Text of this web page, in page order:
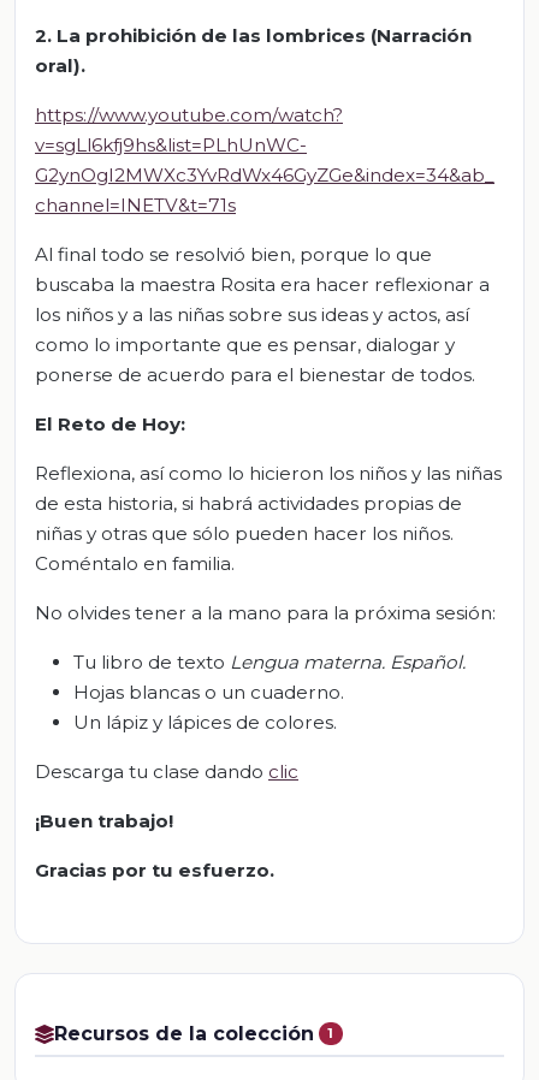
2. La prohibición de las lombrices (Narración
oral).
https://www.youtube.com/watch?
v=sgLl6kfj9hs&list=PLhUnWC-
G2ynOgI2MWXc3YvRdWx46GyZGe&index=34&ab_
channel=INETV&t=71s
Al final todo se resolvió bien, porque lo que
buscaba la maestra Rosita era hacer reflexionar a
los niños y a las niñas sobre sus ideas y actos, así
como lo importante que es pensar, dialogar y
ponerse de acuerdo para el bienestar de todos.
El Reto de Hoy:
Reflexiona, así como lo hicieron los niños y las niñas
de esta historia, si habrá actividades propias de
niñas y otras que sólo pueden hacer los niños.
Coméntalo en familia.
No olvides tener a la mano para la próxima sesión:
Tu libro de texto Lengua materna. Español.
Hojas blancas o un cuaderno.
Un lápiz y lápices de colores.
Descarga tu clase dando clic
¡Buen trabajo!
Gracias por tu esfuerzo.
Recursos de la colección 1